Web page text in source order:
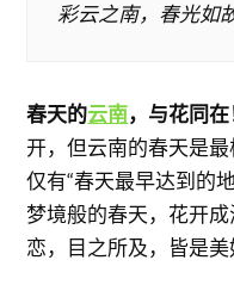
彩云之南，春光如故
春天的云南，与花同在
开，但云南的春天是
仅有“春天最早达到的
梦境般的春天，花开
恋，目之所及，皆是美